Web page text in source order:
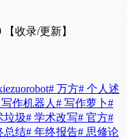
收录/更新】
# 万方# 个人述
写作机器人# 写作萝卜#
垃圾# 学术改写# 官方#
总结# 年终报告# 思修论